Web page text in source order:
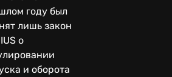
году был
лишь закон
о
и оборота